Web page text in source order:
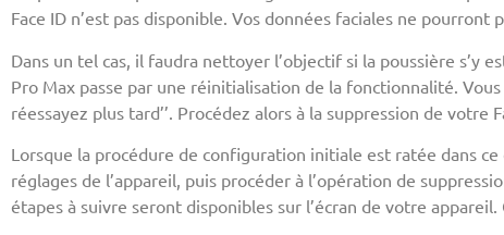
Face ID n’est pas disponible. Vos données faciales ne
Dans un tel cas, il faudra nettoyer l’objectif si la poussière s’y
Pro Max passe par une réinitialisation de la fonctionnalité. Vous
réessayez plus tard’’. Procédez alors à la suppression de
Lorsque la procédure de configuration initiale est ratée dans
réglages de l’appareil, puis procéder à l’opération de
étapes à suivre seront disponibles sur l’écran de votre